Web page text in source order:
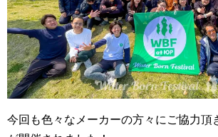
今回も色々なメーカーの方々にご協力頂